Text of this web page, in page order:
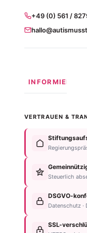
+49 (0) 561 /
INFORMIEREN
Formen
Autismus
Anzeichen
Diagnose
Betroffene
VERTRAUEN &
Steuerlich
DSGVO-
Datenschutz ·
SSL-